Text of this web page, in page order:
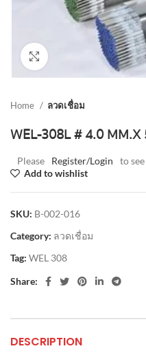
Click to enlarge
Home ลวดเชื่อม
WEL-308L # 4.0 MM.X
Please Register/Login
to
Add to wishlist
SKU: B-002-016
Category: ลวดเชื่อม
Tag: WEL 308
Share:
DESCRIPTION